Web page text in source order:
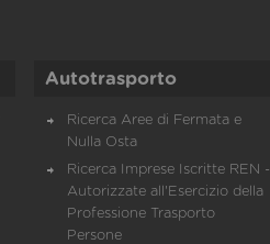
Autotrasporto
Ricerca Aree di Fermata e
Nulla Osta
Ricerca Imprese Iscritte REN -
Autorizzate all'Esercizio della
Professione Trasporto
Persone